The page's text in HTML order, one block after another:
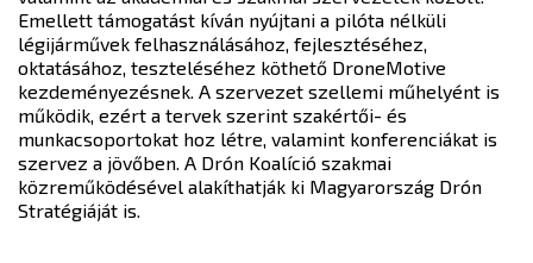
Emellett támogatást kíván nyújtani a pilóta nélküli
légijárművek felhasználásához, fejlesztéséhez,
oktatásához, teszteléséhez köthető DroneMotive
kezdeményezésnek. A szervezet szellemi műhelyént is
működik, ezért a tervek szerint szakértői- és
munkacsoportokat hoz létre, valamint konferenciákat is
szervez a jövőben. A Drón Koalíció szakmai
közreműködésével alakíthatják ki Magyarország Drón
Stratégiáját is.